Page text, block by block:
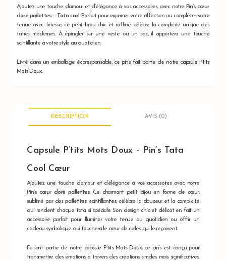
cœur
doré
paillettes
Ajoutez une touche d’amour et d’élégance à vos accessoires avec notre Pin’s cœur
doré paillettes – Tata cool. Parfait pour exprimer votre affection ou compléter votre
tenue avec finesse, ce petit bijou chic et raffiné célèbre la complicité unique des
taties modernes. À épingler sur une veste ou un sac, il apportera une touche
scintillante à votre style au quotidien.
Livré dans un emballage écoresponsable, ce pin’s fait partie de notre capsule P’tits
Mots Doux
DESCRIPTION AVIS (0)
Capsule P’tits Mots Doux – Pin’s Tata
Cool Cœur
Ajoutez une touche d’amour et d’élégance à vos accessoires avec notre
Pin’s cœur doré paillettes. Ce charmant petit bijou en forme de cœur,
sublimé par des paillettes scintillantes, célèbre la douceur et la complicité
qui rendent chaque tata si spéciale. Son design chic et délicat en fait un
accessoire parfait pour illuminer votre tenue au quotidien ou offrir un
cadeau symbolique qui touchera le cœur de celles qui le reçoivent.
Faisant partie de notre capsule P’tits Mots Doux, ce pin’s est conçu pour
transmettre des émotions à travers des créations simples mais significatives.